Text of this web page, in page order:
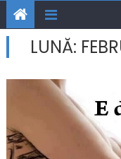
LUNĂ: